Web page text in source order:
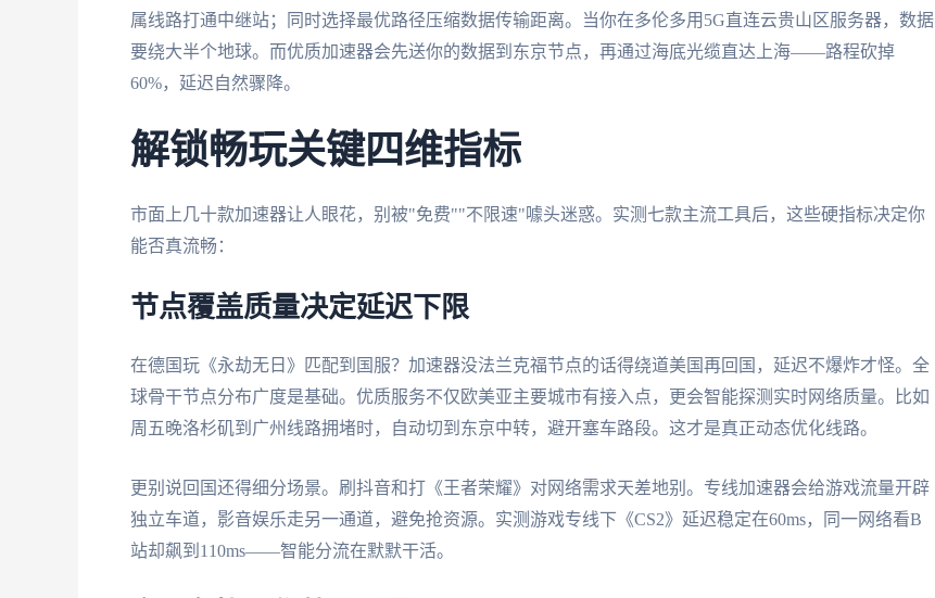
属线路打通中继站；同时选择最优路径压缩数据传输距离。当你在多伦多用5G直连云贵山区服务器，数据
要绕大半个地球。而优质加速器会先送你的数据到东京节点，再通过海底光缆直达上海——路程砍掉
60%，延迟自然骤降。
解锁畅玩关键四维指标
市面上几十款加速器让人眼花，别被"免费""不限速"噱头迷惑。实测七款主流工具后，这些硬指标决定你
能否真流畅：
节点覆盖质量决定延迟下限
在德国玩《永劫无日》匹配到国服？加速器没法兰克福节点的话得绕道美国再回国，延迟不爆炸才怪。全
球骨干节点分布广度是基础。优质服务不仅欧美亚主要城市有接入点，更会智能探测实时网络质量。比如
周五晚洛杉矶到广州线路拥堵时，自动切到东京中转，避开塞车路段。这才是真正动态优化线路。
更别说回国还得细分场景。刷抖音和打《王者荣耀》对网络需求天差地别。专线加速器会给游戏流量开辟
独立车道，影音娱乐走另一通道，避免抢资源。实测游戏专线下《CS2》延迟稳定在60ms，同一网络看B
站却飙到110ms——智能分流在默默干活。